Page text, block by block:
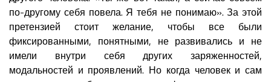
по-другому себя повела. Я тебя не понимаю». За этой
претензией стоит желание, чтобы все были
фиксированными, понятными, не развивались и не
имели внутри себя других заряженностей,
модальностей и проявлений. Но когда человек и сам